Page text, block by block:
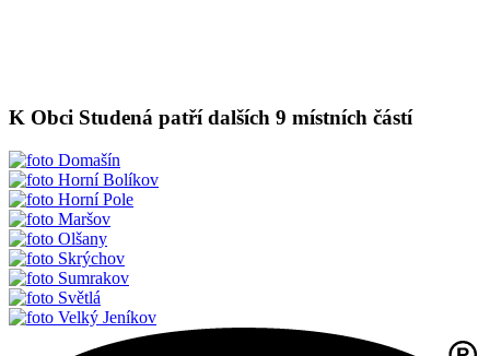
K Obci Studená patří dalších 9 místních částí
Domašín
Horní Bolíkov
Horní Pole
Maršov
Olšany
Skrýchov
Sumrakov
Světlá
Velký Jeníkov